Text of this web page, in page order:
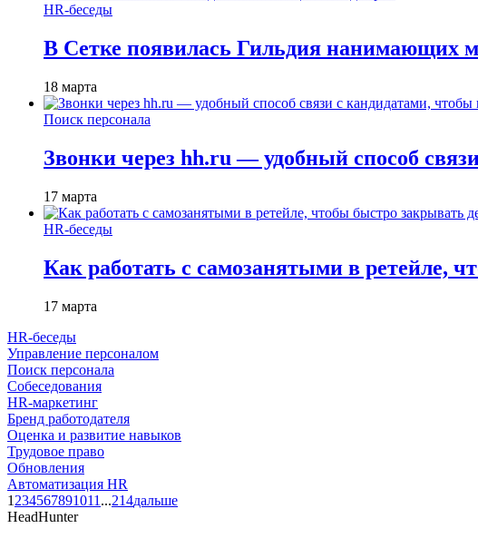
HR-беседы
В Сетке появилась Гильдия нанимающих
18 марта
Поиск персонала
Звонки через hh.ru — удобный способ
17 марта
HR-беседы
Как работать с самозанятыми в ретейле,
17 марта
HR-беседы
Управление персоналом
Поиск персонала
Собеседования
HR-маркетинг
Бренд работодателя
Оценка и развитие навыков
Трудовое право
Обновления
Автоматизация HR
1 234567891011 ...214дальше
HeadHunter